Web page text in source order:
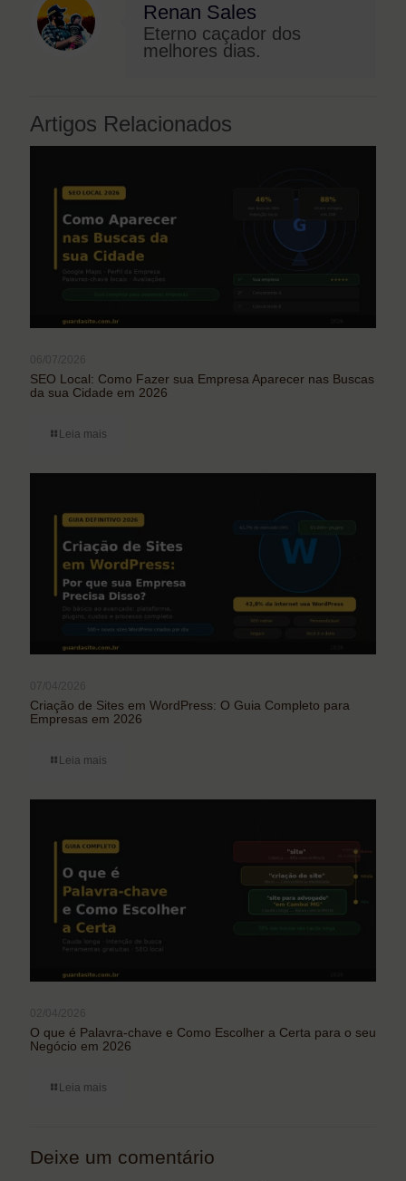
Renan Sales
Eterno caçador dos
melhores dias.
Artigos Relacionados
SEO Local: Como Fazer sua Empresa Aparecer nas Buscas
da sua Cidade em 2026
Leia mais
Criação de Sites em WordPress: O Guia Completo para
Empresas em 2026
Leia mais
O que é Palavra-chave e Como Escolher a Certa para o seu
Negócio em 2026
Leia mais
Deixe um comentário